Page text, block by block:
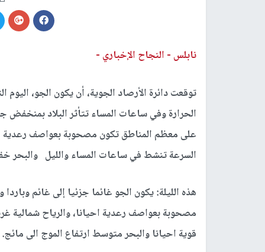
نابلس - النجاح الإخباري -
توقعت دائرة الأرصاد الجوية، أن يكون الجو،
الحرارة وفي ساعات المساء تتأثر البلاد
على معظم المناطق تكون مصحوبة بعواصف رعدية
السرعة تنشط في ساعات المساء والليل والبحر
هذه الليلة: يكون الجو غائما جزئيا إلى غائم
مصحوبة بعواصف رعدية احيانا، والرياح شمالية
قوية احيانا والبحر متوسط ارتفاع الموج الى مائج.